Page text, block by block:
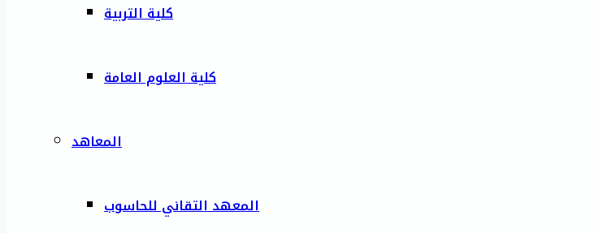
كلية التربية
كلية العلوم العامة
المعاهد
المعهد التقاني للحاسوب